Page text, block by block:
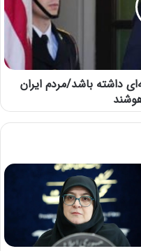
داشته باشد/مردم ایران